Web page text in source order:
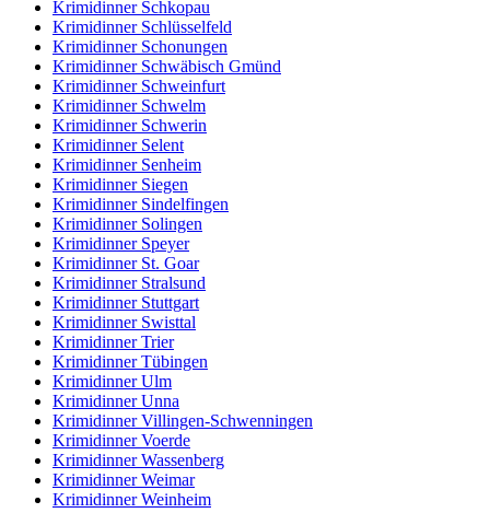
Krimidinner Schkopau
Krimidinner Schlüsselfeld
Krimidinner Schonungen
Krimidinner Schwäbisch Gmünd
Krimidinner Schweinfurt
Krimidinner Schwelm
Krimidinner Schwerin
Krimidinner Selent
Krimidinner Senheim
Krimidinner Siegen
Krimidinner Sindelfingen
Krimidinner Solingen
Krimidinner Speyer
Krimidinner St. Goar
Krimidinner Stralsund
Krimidinner Stuttgart
Krimidinner Swisttal
Krimidinner Trier
Krimidinner Tübingen
Krimidinner Ulm
Krimidinner Unna
Krimidinner Villingen-Schwenningen
Krimidinner Voerde
Krimidinner Wassenberg
Krimidinner Weimar
Krimidinner Weinheim